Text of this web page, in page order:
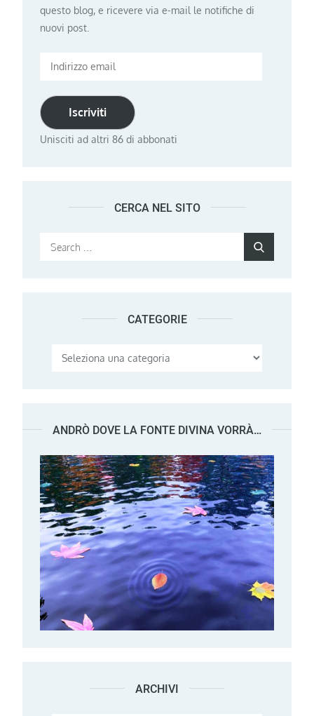
questo blog, e ricevere via e-mail le notifiche di
nuovi post.
Indirizzo
Iscriviti
Unisciti ad altri 86 di abbonati
CERCA NEL SITO
Search
CATEGORIE
Categorie
ANDRÒ DOVE LA FONTE DIVINA VORRÀ…
ARCHIVI Archivi